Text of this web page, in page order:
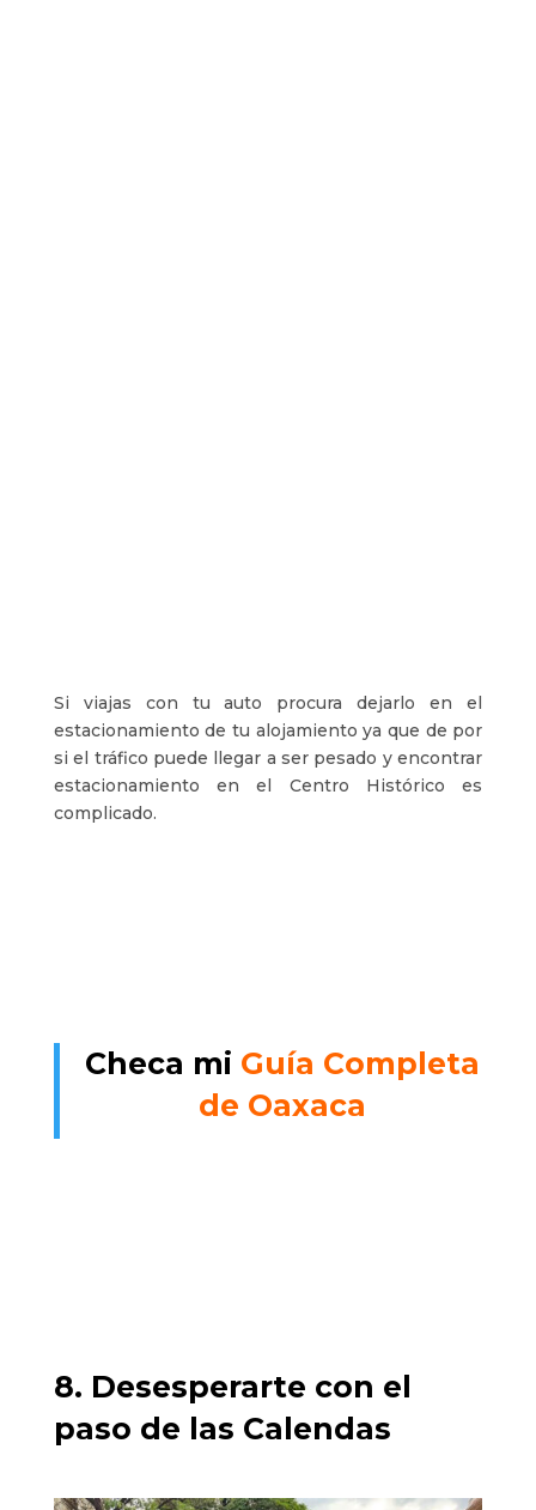
Si viajas con tu auto procura dejarlo en el
estacionamiento de tu alojamiento ya que de por
si el tráfico puede llegar a ser pesado y encontrar
estacionamiento en el Centro Histórico es
complicado.
Checa mi Guía Completa
de Oaxaca
8. Desesperarte con el
paso de las Calendas